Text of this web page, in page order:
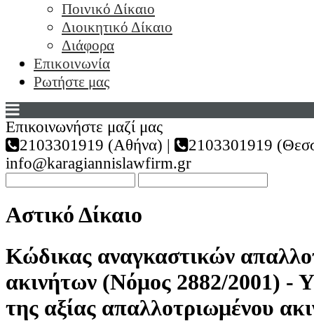
Ποινικό Δίκαιο
Διοικητικό Δίκαιο
Διάφορα
Επικοινωνία
Ρωτήστε μας
Επικοινωνήστε μαζί μας
2103301919 (Αθήνα) |
2103301919
info@karagiannislawfirm.gr
Αστικό Δίκαιο
Κώδικας αναγκαστικών
ακινήτων (Νόμος 2882/2001) -
της αξίας απαλλοτριωμένου